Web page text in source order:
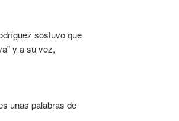
sostuvo que
y a su vez,
unas palabras de